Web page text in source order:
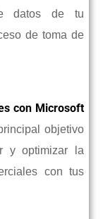
datos de tu
de toma de
con Microsoft
objetivo
y optimizar la
con tus